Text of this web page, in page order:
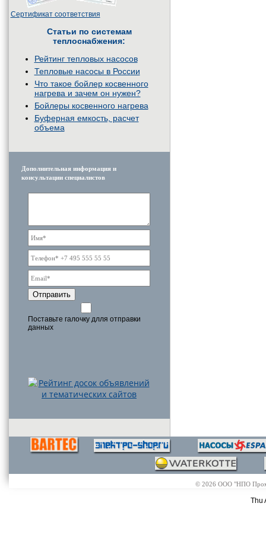
Сертификат соответствия
Статьи по системам
теплоснабжения:
Рейтинг тепловых насосов
Тепловые насосы в России
Что такое бойлер косвенного
нагрева и зачем он нужен?
Бойлеры косвенного нагрева
Буферная емкость, расчет
объема
Дополнительная информация и
консультации специалистов
Отправить
Поставьте галочку длля отправки
данных
© 2026 ООО "НПО
Thu